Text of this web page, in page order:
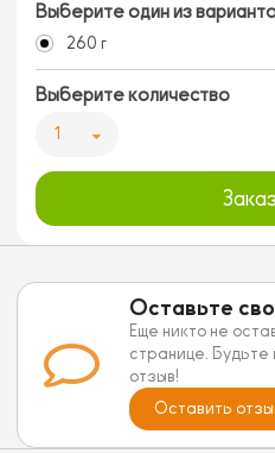
Выберите один из
260 г
Выберите количество
1
Оставьте
Еще никто не
странице. Будьте
отзыв!
Оставить